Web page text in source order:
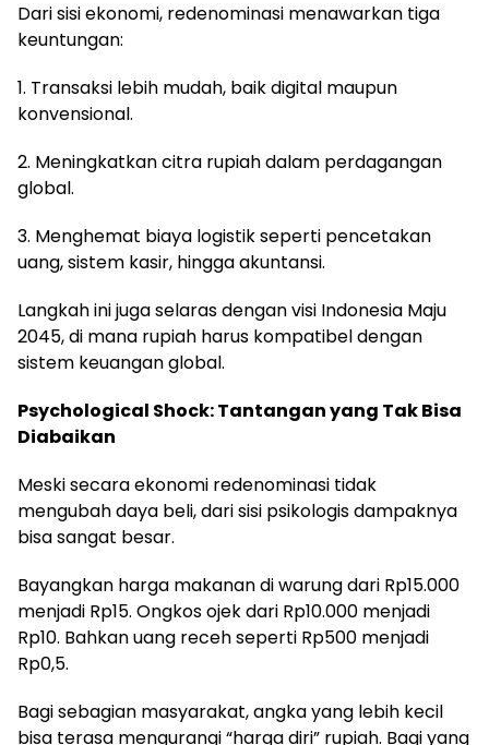
Dari sisi ekonomi, redenominasi menawarkan tiga
keuntungan:
1. Transaksi lebih mudah, baik digital maupun
konvensional.
2. Meningkatkan citra rupiah dalam perdagangan
global.
3. Menghemat biaya logistik seperti pencetakan
uang, sistem kasir, hingga akuntansi.
Langkah ini juga selaras dengan visi Indonesia Maju
2045, di mana rupiah harus kompatibel dengan
sistem keuangan global.
Psychological Shock: Tantangan yang Tak Bisa
Diabaikan
Meski secara ekonomi redenominasi tidak
mengubah daya beli, dari sisi psikologis dampaknya
bisa sangat besar.
Bayangkan harga makanan di warung dari Rp15.000
menjadi Rp15. Ongkos ojek dari Rp10.000 menjadi
Rp10. Bahkan uang receh seperti Rp500 menjadi
Rp0,5.
Bagi sebagian masyarakat, angka yang lebih kecil
bisa terasa mengurangi “harga diri” rupiah. Bagi yang